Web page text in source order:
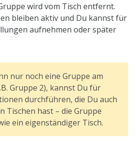
wird vom Tisch entfernt.
bleiben aktiv und Du kannst für
aufnehmen oder später
nur noch eine Gruppe am
Gruppe 2), kannst Du für
durchführen, die Du auch
Tischen hast – die Gruppe
ein eigenständiger Tisch.